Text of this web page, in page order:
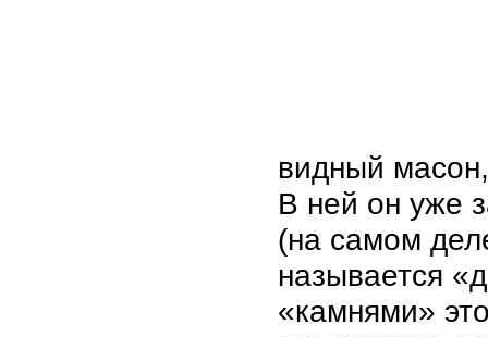
видный
В ней он уже
(на самом
называется
«камнями»